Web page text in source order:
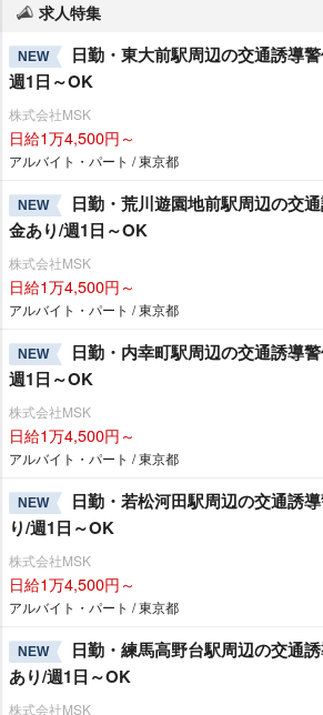
求人特集
NEW
日勤・東大前駅周辺の交通誘導
週1日～OK
株式会社MSK
日給1万4,500円～
アルバイト・パート / 東京都
NEW
日勤・荒川遊園地前駅周辺の交
金あり/週1日～OK
株式会社MSK
日給1万4,500円～
アルバイト・パート / 東京都
NEW
日勤・内幸町駅周辺の交通誘導
週1日～OK
株式会社MSK
日給1万4,500円～
アルバイト・パート / 東京都
NEW
日勤・若松河田駅周辺の交通誘
り/週1日～OK
株式会社MSK
日給1万4,500円～
アルバイト・パート / 東京都
NEW
日勤・練馬高野台駅周辺の交通
あり/週1日～OK
株式会社MSK